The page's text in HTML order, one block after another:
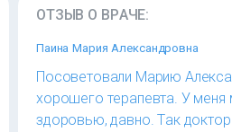
ОТЗЫВ О ВРАЧЕ:
Паина Мария Александровна
Посоветовали Марию
хорошего терапевта. У
здоровью, давно. Так